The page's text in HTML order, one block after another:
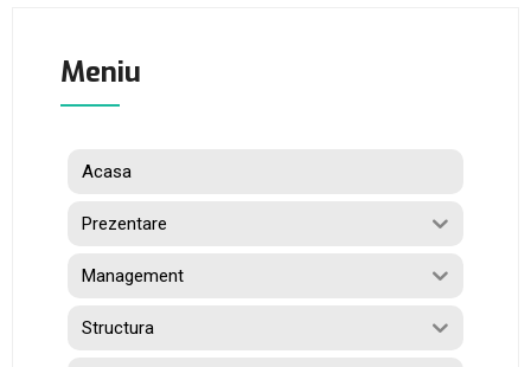
Meniu
Acasa
Prezentare
Management
Structura